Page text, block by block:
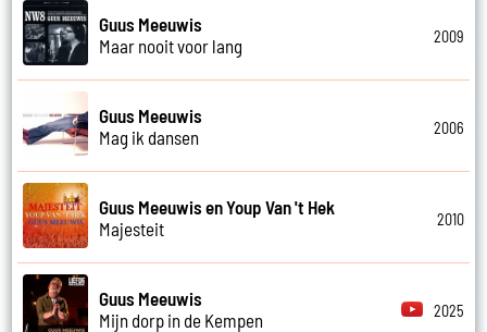
Guus Meeuwis
Maar nooit voor lang
2009
Guus Meeuwis
Mag ik dansen
2006
Guus Meeuwis en Youp Van 't Hek
Majesteit
2010
Guus Meeuwis
Mijn dorp in de Kempen
2025